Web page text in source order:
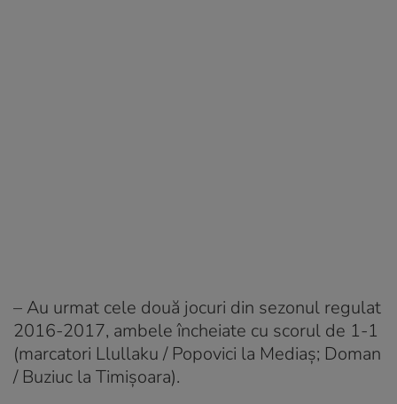
– Au urmat cele două jocuri din sezonul regulat
2016-2017, ambele încheiate cu scorul de 1-1
(marcatori Llullaku / Popovici la Mediaş; Doman
/ Buziuc la Timişoara).